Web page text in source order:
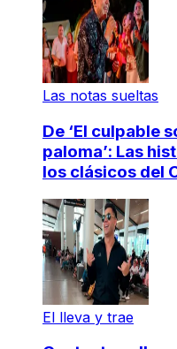
Las notas sueltas
De ‘El culpable
paloma’: Las
los clásicos del
El lleva y trae